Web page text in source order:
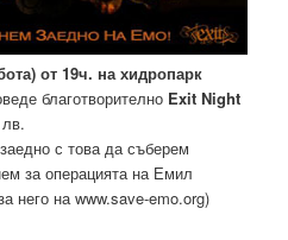
от 19ч. на хидропарк
благотворително Exit Night
с това да съберем
за операцията на Емил
него на www.save-emo.org)